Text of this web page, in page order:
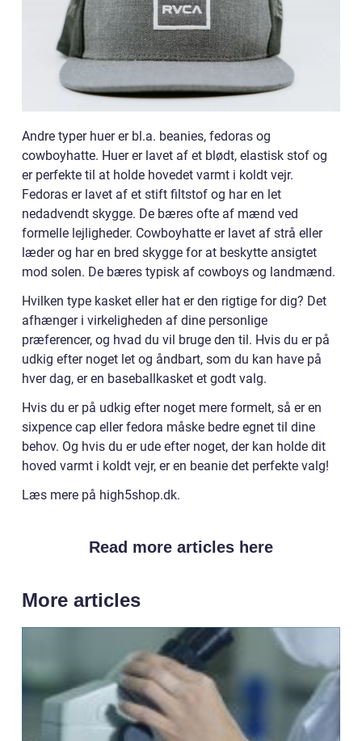
Andre typer huer er bl.a. beanies, fedoras og
cowboyhatte. Huer er lavet af et blødt, elastisk stof og
er perfekte til at holde hovedet varmt i koldt vejr.
Fedoras er lavet af et stift filtstof og har en let
nedadvendt skygge. De bæres ofte af mænd ved
formelle lejligheder. Cowboyhatte er lavet af strå eller
læder og har en bred skygge for at beskytte ansigtet
mod solen. De bæres typisk af cowboys og landmænd.
Hvilken type kasket eller hat er den rigtige for dig? Det
afhænger i virkeligheden af dine personlige
præferencer, og hvad du vil bruge den til. Hvis du er på
udkig efter noget let og åndbart, som du kan have på
hver dag, er en baseballkasket et godt valg.
Hvis du er på udkig efter noget mere formelt, så er en
sixpence cap eller fedora måske bedre egnet til dine
behov. Og hvis du er ude efter noget, der kan holde dit
hoved varmt i koldt vejr, er en beanie det perfekte valg!
Læs mere på high5shop.dk.
Read more articles here
More articles